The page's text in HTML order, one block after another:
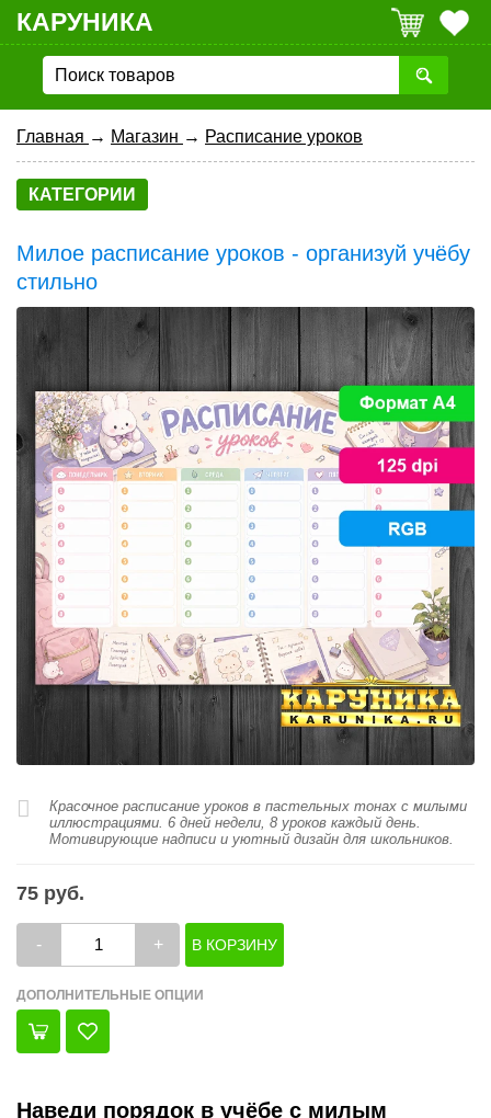
КАРУНИКА
Главная → Магазин → Расписание уроков
КАТЕГОРИИ
Милое расписание уроков - организуй учёбу
стильно
Красочное расписание уроков в пастельных тонах с милыми
иллюстрациями. 6 дней недели, 8 уроков каждый день.
Мотивирующие надписи и уютный дизайн для школьников.
75 руб.
- +
ДОПОЛНИТЕЛЬНЫЕ ОПЦИИ
Наведи порядок в учёбе с милым